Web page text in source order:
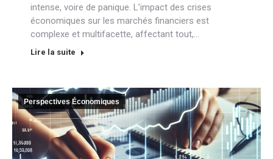
intense, voire de panique. L’impact des crises
économiques sur les marchés financiers est
complexe et multifacette, affectant tout,…
Lire la suite
Perspectives Économiques